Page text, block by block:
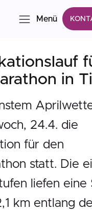
Menü
in
24.4. die
für den
statt. Die
liefen eine
km entlang